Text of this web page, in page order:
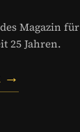
Magazin für
25 Jahren.
→